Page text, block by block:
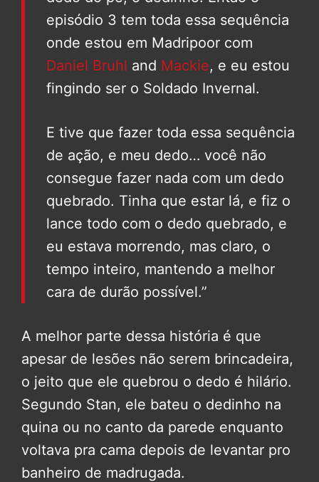
episódio 3 tem toda essa sequência
onde estou em Madripoor com
Daniel Bruhl and Mackie, e eu estou
fingindo ser o Soldado Invernal.
E tive que fazer toda essa sequência
de ação, e meu dedo… você não
consegue fazer nada com um dedo
quebrado. Tinha que estar lá, e fiz o
lance todo com o dedo quebrado, e
eu estava morrendo, mas claro, o
tempo inteiro, mantendo a melhor
cara de durão possível.”
A melhor parte dessa história é que
apesar de lesões não serem brincadeira,
o jeito que ele quebrou o dedo é hilário.
Segundo Stan, ele bateu o dedinho na
quina ou no canto da parede enquanto
voltava pra cama depois de levantar pro
banheiro de madrugada.